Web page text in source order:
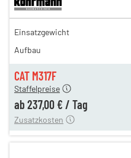
CAT M317F
411,00 €
342,00 €
286,00 €
Staffelpreise
ab 237,00 € / Tag
12,00 €
Zusatzkosten
Einsatzgewicht
Aufbau